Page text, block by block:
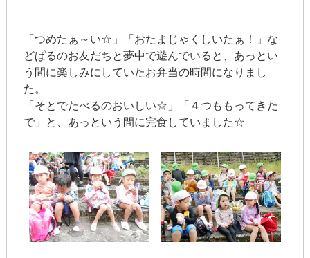
「つめたぁ～い☆」「おたまじゃくしいたぁ！」な
どぱるのお友だちと夢中で遊んでいると、あっとい
う間に楽しみにしていたお弁当の時間になりまし
た。
「そとでたべるのおいしい☆」「４つももってきた
で」と、あっという間に完食していました☆